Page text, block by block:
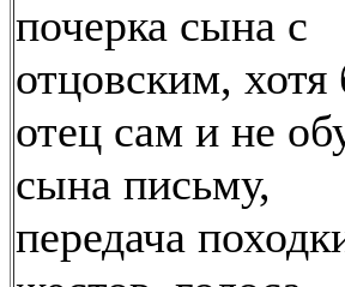
почерка сына с
отцовским,
отец сам и не
сына письму,
передача